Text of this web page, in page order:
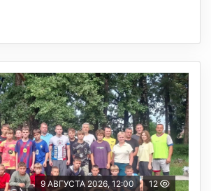
9 АВГУСТА 2026, 12:00 12